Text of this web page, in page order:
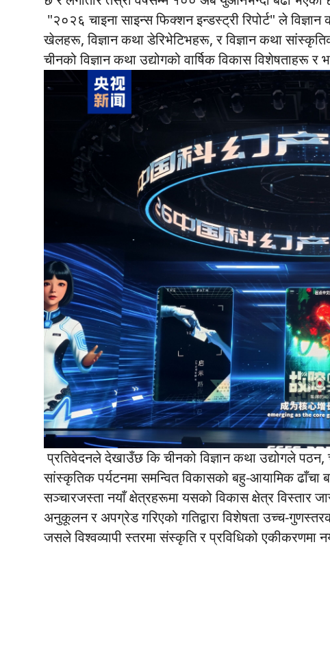
"२०२६ चाइना साइन्स फिक्शन इन्डस्ट्री रिपोर्ट" ले
खेलहरू, विज्ञान कथा डेरिभेटिभहरू, र विज्ञान कथा
चीनको विज्ञान कथा उद्योगको वार्षिक विकास विशेषताहरू
प्रतिवेदनले देखाउँछ कि चीनको विज्ञान कथा उद्योगले
सांस्कृतिक पर्यटनमा समन्वित विकासको बहु-आयामिक ढाँचा
सञ्चारजस्ता नयाँ क्षेत्रहरूमा यसको विकास क्षेत्र विस्तार
अनुकूलन र अपग्रेड गरिएको गतिद्वारा विशेषता उच्च-
जसले विश्वव्यापी स्तरमा संस्कृति र प्रविधिको एकीकरणमा